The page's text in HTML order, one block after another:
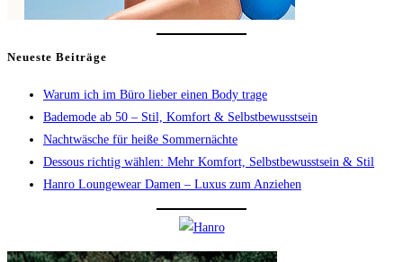
Neueste Beiträge
Warum ich im Büro lieber einen Body trage
Bademode ab 50 – Stil, Komfort & Selbstbewusstsein
Nachtwäsche für heiße Sommernächte
Dessous richtig wählen: Mehr Komfort, Selbstbewusstsein & Stil
Hanro Loungewear Damen – Luxus zum Anziehen